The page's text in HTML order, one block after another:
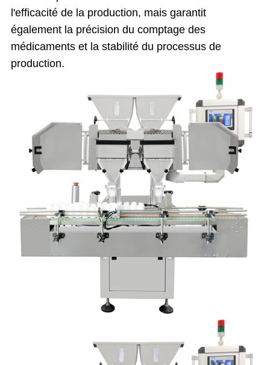
l'efficacité de la production, mais garantit
également la précision du comptage des
médicaments et la stabilité du processus de
production.